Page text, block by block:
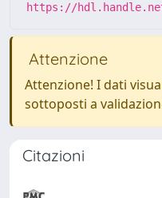
https://
Attenzione
Attenzione! I dati
sottoposti a
Citazioni